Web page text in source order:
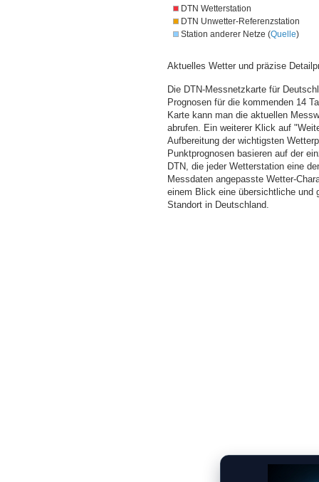
DTN Wetterstation
DTN Unwetter-Referenzstation
Station anderer Netze (Quelle)
Aktuelles Wetter und präzise
Die DTN-Messnetzkarte für
Prognosen für die kommenden 14
Karte kann man die aktuellen
abrufen. Ein weiterer Klick auf
Aufbereitung der wichtigsten
Punktprognosen basieren auf der
DTN, die jeder Wetterstation eine
Messdaten angepasste Wetter-
einem Blick eine übersichtliche und
Standort in Deutschland.